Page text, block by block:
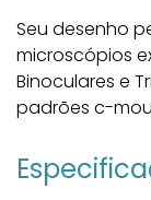
Seu desenho
microscópios
Binoculares e
padrões c-